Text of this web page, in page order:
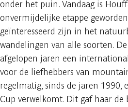
onder het puin. Vandaag is
onvermijdelijke etappe
geïnteresseerd zijn in het
wandelingen van alle soorten.
afgelopen jaren een
voor de liefhebbers van
regelmatig, sinds de jaren 1990,
Cup verwelkomt. Dit gaf haar de